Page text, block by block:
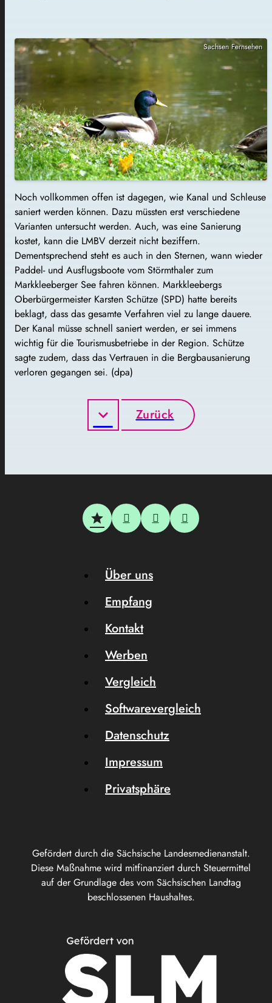
Sachsen Fernsehen
Noch vollkommen offen ist dagegen, wie Kanal und Schleuse
saniert werden können. Dazu müssten erst verschiedene
Varianten untersucht werden. Auch, was eine Sanierung
kostet, kann die LMBV derzeit nicht beziffern.
Dementsprechend steht es auch in den Sternen, wann wieder
Paddel- und Ausflugsboote vom Störmthaler zum
Markkleeberger See fahren können. Markkleebergs
Oberbürgermeister Karsten Schütze (SPD) hatte bereits
beklagt, dass das gesamte Verfahren viel zu lange dauere.
Der Kanal müsse schnell saniert werden, er sei immens
wichtig für die Tourismusbetriebe in der Region. Schütze
sagte zudem, dass das Vertrauen in die Bergbausanierung
verloren gegangen sei. (dpa)
Zurück
Gefördert durch die Sächsische Landesmedienanstalt.
Diese Maßnahme wird mitfinanziert durch Steuermittel
auf der Grundlage des vom Sächsischen Landtag
beschlossenen Haushaltes.
Über uns
Empfang
Kontakt
Werben
Vergleich
Softwarevergleich
Datenschutz
Impressum
Privatsphäre